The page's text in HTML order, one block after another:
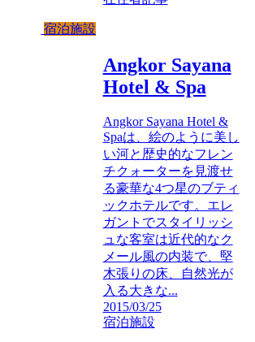
宿泊施設
Angkor Sayana
Hotel & Spa
Angkor Sayana Hotel &
Spaは、絵のように美し
い河と歴史的なフレン
チクォーターを見渡せ
る豪華な4つ星のブティ
ックホテルです。エレ
ガントでスタイリッシ
ュな客室は近代的なク
メール風の内装で、堅
木張りの床、自然光が
入る大きな...
2015/03/25
宿泊施設